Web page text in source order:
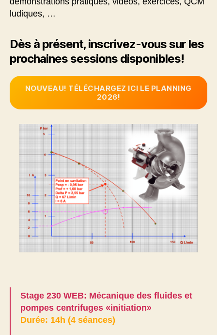
ludiques, …
Dès à présent, inscrivez-vous sur les
prochaines sessions disponibles!
NOUVEAU! TÉLÉCHARGEZ ICI LE PLANNING
2026!
Stage 230 WEB: Mécanique des fluides et
pompes centrifuges «initiation»
Durée: 14h (4 séances)